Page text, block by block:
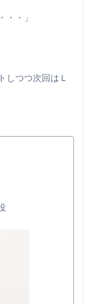
・・」
つつ次回はＬ